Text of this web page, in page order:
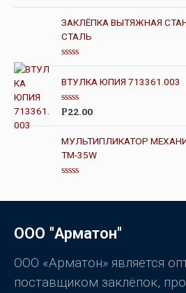
и
з
5
е
н
к
а
и
з
ЗАКЛЁПКА ВЫТЯЖНАЯ
СТАЛЬ
О
е
н
к
а
и
з
5
ВТУЛКА ЮПИЯ 713361.003
О
е
н
к
а
и
Р22.00
МУЛЬТИПЛИКАТОР
TM-35W
е
а
0
5
ООО "Арматон"
ООО «Арматон» является
поставщиком заклёпок,